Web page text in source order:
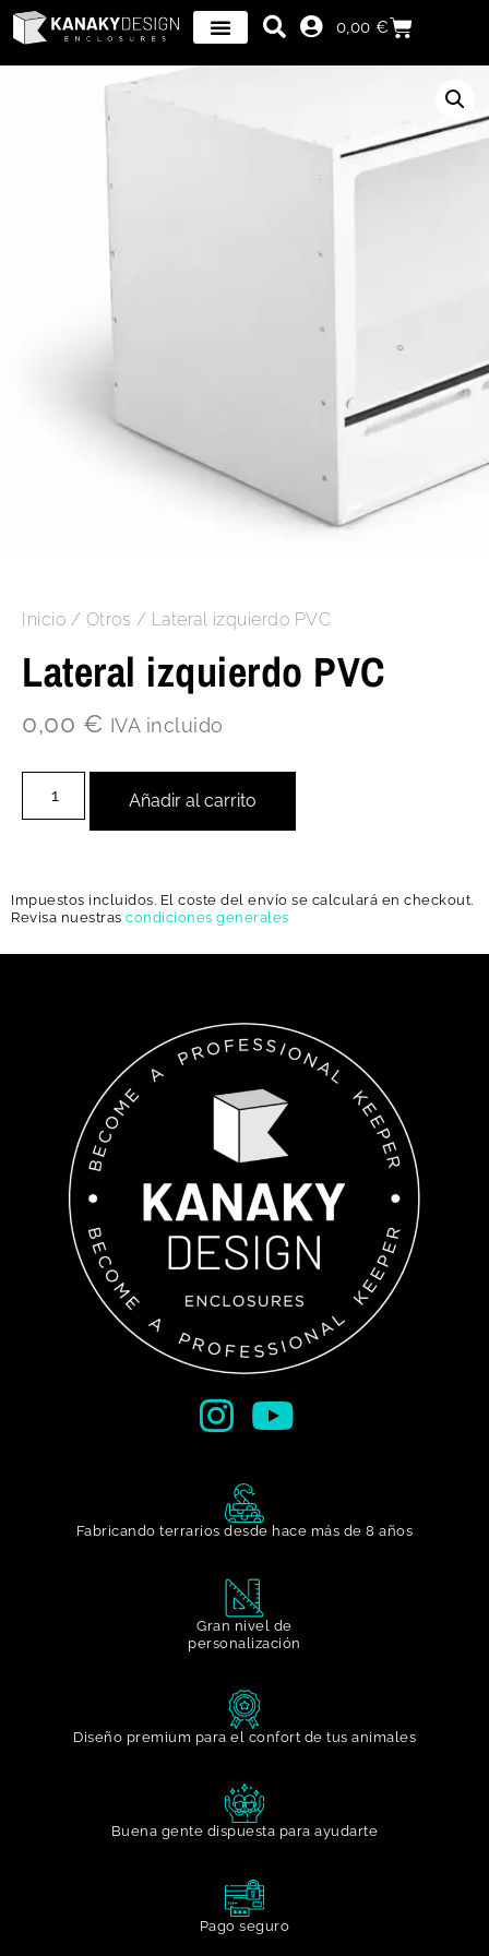
0,00€
Inicio / Otros / Lateral izquierdo PVC
Lateral izquierdo PVC
0,00 € IVA incluido
Añadir al carrito
Impuestos incluidos. El coste del envío se calculará en checkout.
Revisa nuestras condiciones generales
Fabricando terrarios desde hace más de 8 años
Gran nivel de
personalización​
Diseño premium para el confort de tus animales
Buena gente dispuesta para ayudarte​
Pago seguro